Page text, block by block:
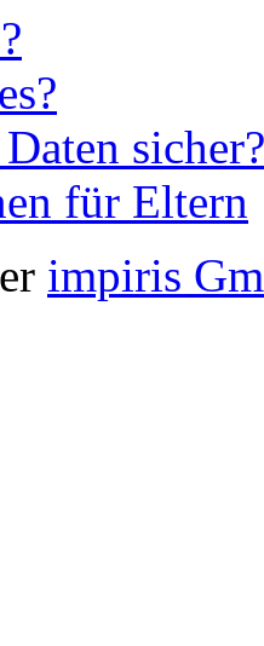
sicher?
für Eltern
impiris